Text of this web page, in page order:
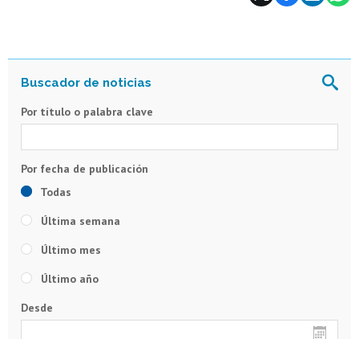
Por título o palabra clave
Todas
Última semana
Último mes
Último año
Desde